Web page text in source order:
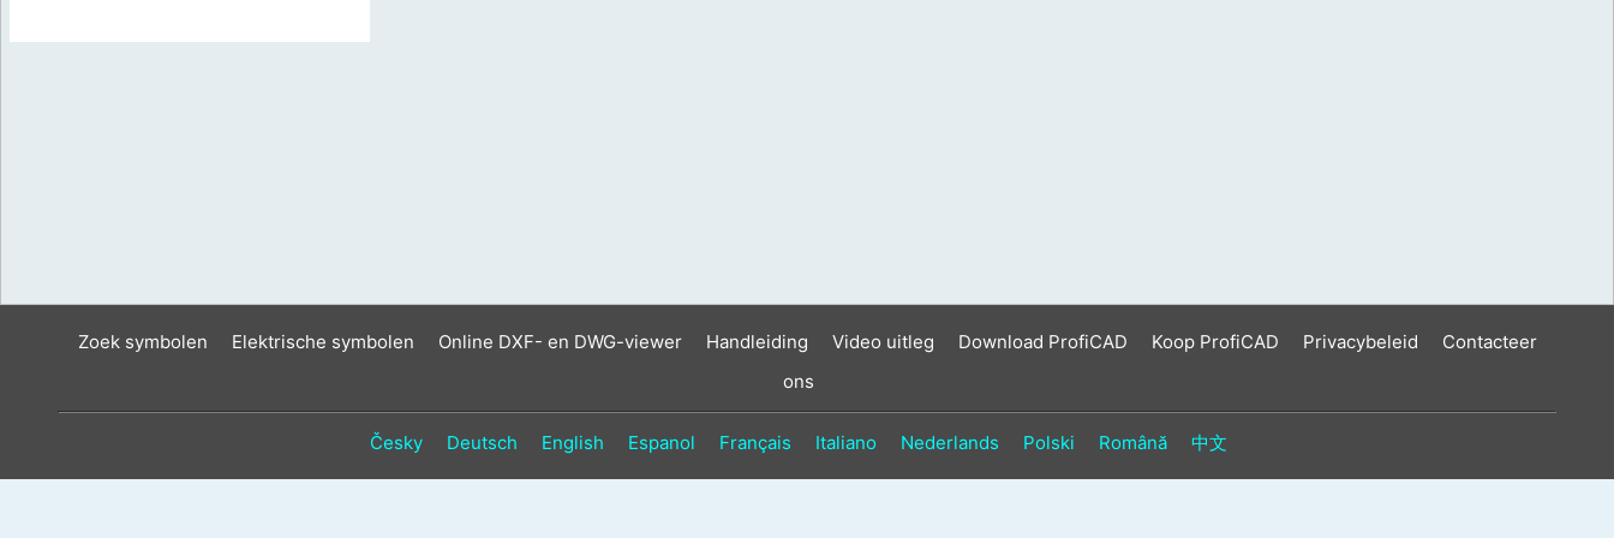
Zoek symbolen Elektrische symbolen Online DXF- en DWG-viewer Handleiding Video uitleg Download ProfiCAD Koop ProfiCAD Privacybeleid
Contacteer
ons
Česky Deutsch English Espanol Français Italiano Nederlands Polski Română 中文